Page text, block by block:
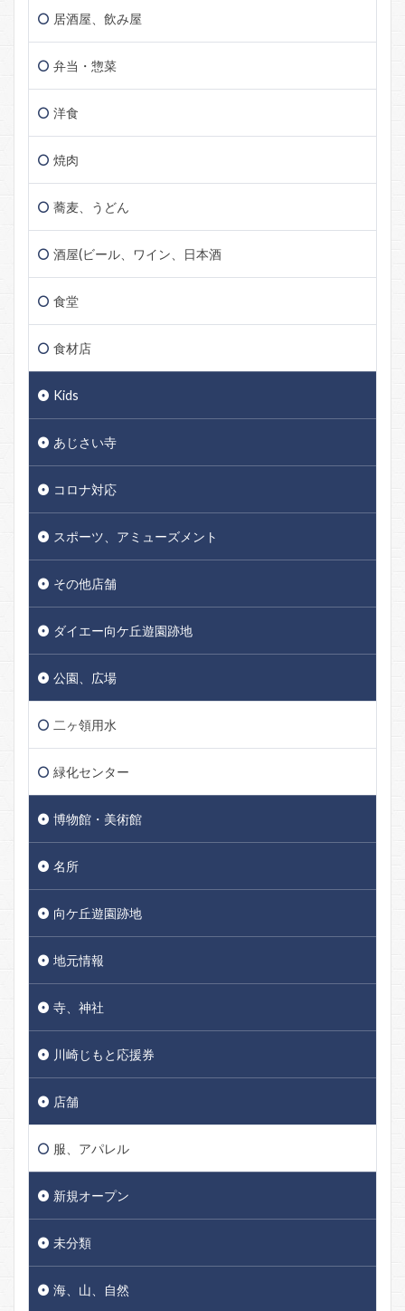
居酒屋、飲み屋
弁当・惣菜
洋食
焼肉
蕎麦、うどん
酒屋(ビール、ワイン、日本酒
食堂
食材店
Kids
あじさい寺
コロナ対応
スポーツ、アミューズメント
その他店舗
ダイエー向ケ丘遊園跡地
公園、広場
二ヶ領用水
緑化センター
博物館・美術館
名所
向ケ丘遊園跡地
地元情報
寺、神社
川崎じもと応援券
店舗
服、アパレル
新規オープン
未分類
海、山、自然